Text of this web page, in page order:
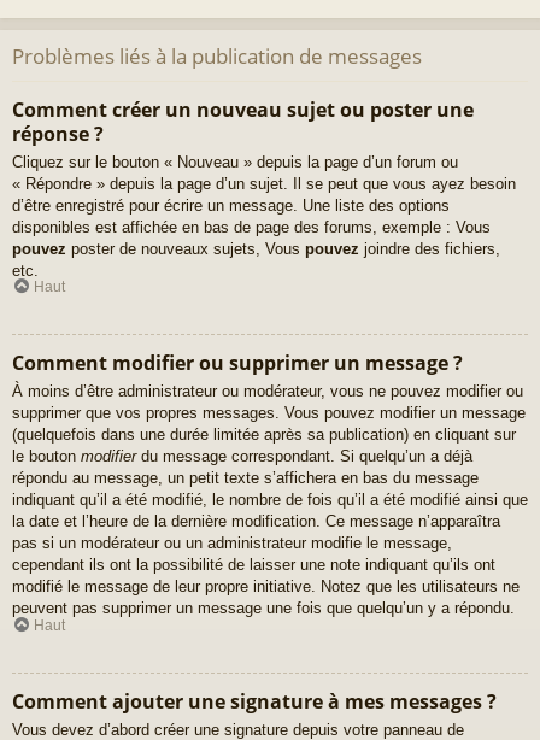
Problèmes liés à la publication de messages
Comment créer un nouveau sujet ou poster une
réponse ?
Cliquez sur le bouton « Nouveau » depuis la page d’un forum ou
« Répondre » depuis la page d’un sujet. Il se peut que vous ayez besoin
d’être enregistré pour écrire un message. Une liste des options
disponibles est affichée en bas de page des forums, exemple : Vous
pouvez poster de nouveaux sujets, Vous pouvez joindre des fichiers,
etc.
Haut
Comment modifier ou supprimer un message ?
À moins d’être administrateur ou modérateur, vous ne pouvez modifier ou
supprimer que vos propres messages. Vous pouvez modifier un message
(quelquefois dans une durée limitée après sa publication) en cliquant sur
le bouton modifierdu message correspondant. Si quelqu’un a déjà
répondu au message, un petit texte s’affichera en bas du message
indiquant qu’il a été modifié, le nombre de fois qu’il a été modifié ainsi que
la date et l’heure de la dernière modification. Ce message n’apparaîtra
pas si un modérateur ou un administrateur modifie le message,
cependant ils ont la possibilité de laisser une note indiquant qu’ils ont
modifié le message de leur propre initiative. Notez que les utilisateurs ne
peuvent pas supprimer un message une fois que quelqu’un y a répondu.
Haut
Comment ajouter une signature à mes messages ?
Vous devez d’abord créer une signature depuis votre panneau de